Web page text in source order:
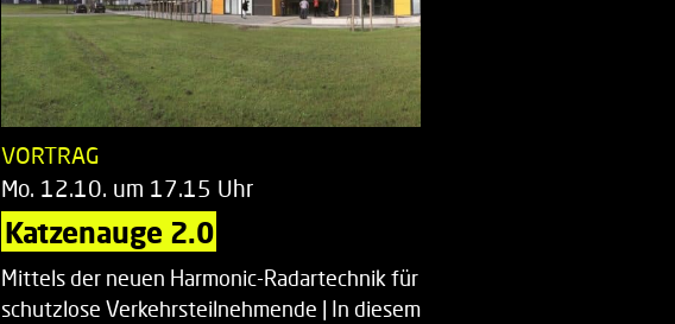
VORTRAG
Mo. 12.10. um 17.15 Uhr
Katzenauge 2.0
Mittels der neuen Harmonic-Radartechnik für
schutzlose Verkehrsteilnehmende | In diesem